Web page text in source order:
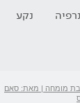
נקע
מומחה | מאת: סאם